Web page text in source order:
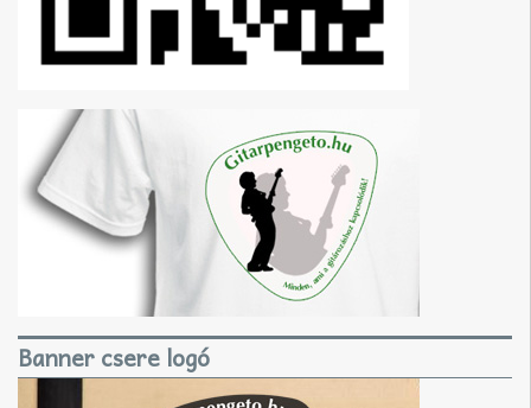
Banner csere logó